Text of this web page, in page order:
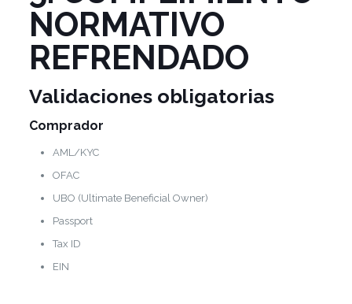
NORMATIVO
REFRENDADO
Validaciones obligatorias
Comprador
AML/KYC
OFAC
UBO (Ultimate Beneficial Owner)
Passport
Tax ID
EIN